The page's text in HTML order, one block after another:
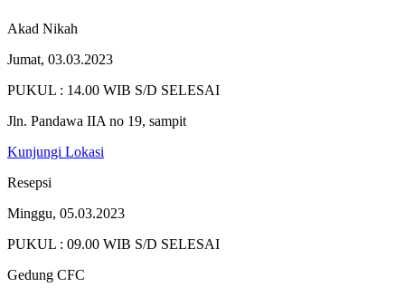
Akad Nikah
Jumat, 03.03.2023
PUKUL : 14.00 WIB S/D SELESAI
Jln. Pandawa IIA no 19, sampit
Kunjungi Lokasi
Resepsi
Minggu, 05.03.2023
PUKUL : 09.00 WIB S/D SELESAI
Gedung CFC